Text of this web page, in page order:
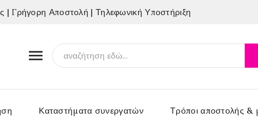
Αποστολή | Τηλεφωνική Υποστήριξη

Καταστήματα συνεργατών Τρόποι αποστολής &